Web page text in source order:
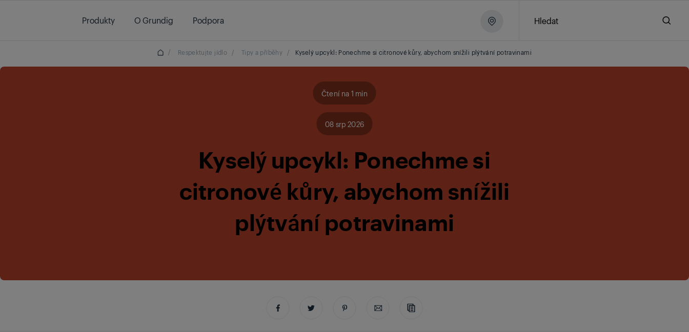
Produkty
O Grundig Podpora Hledat
/ Respektujte jídlo / Tipy a příběhy / Kyselý upcykl: Ponechme si citronové kůry, abychom snížili plýtvání potravinami
Čtení na 1 min
08 srp 2026
Kyselý upcykl: Ponechme si
citronové kůry, abychom snížili
plýtvání potravinami